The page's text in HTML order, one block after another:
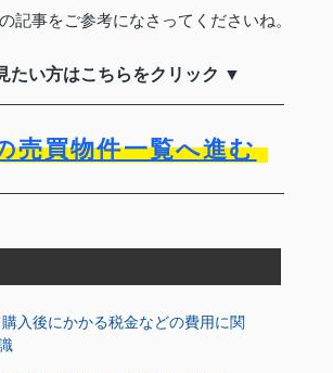
記事をご参考になさってくださいね。
たい方はこちらをクリック ▼
売買物件一覧へ進む
入後にかかる税金などの費用に関